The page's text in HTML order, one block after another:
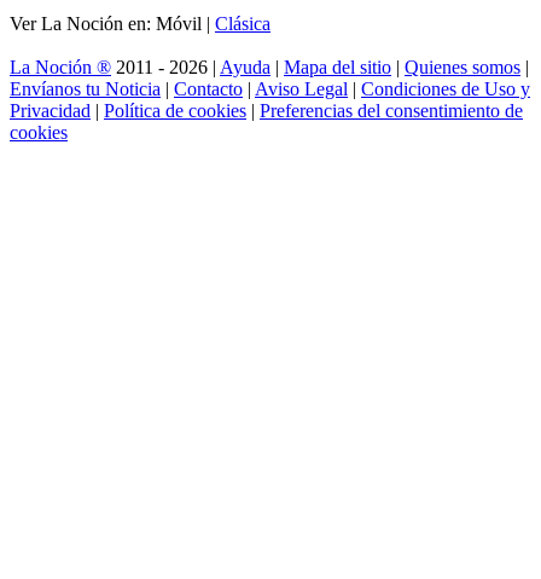
Ver La Noción en: Móvil | Clásica
La Noción ® 2011 - 2026 | Ayuda | Mapa del sitio | Quienes somos |
Envíanos tu Noticia | Contacto | Aviso Legal | Condiciones de Uso y
Privacidad | Política de cookies | Preferencias del consentimiento de
cookies